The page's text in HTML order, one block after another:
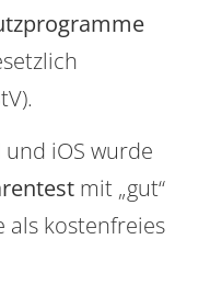
iOS wurde
mit „gut“
als kostenfreies